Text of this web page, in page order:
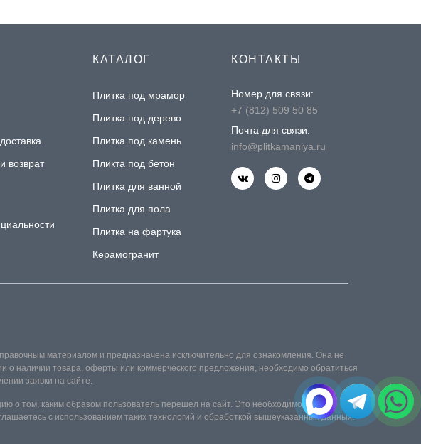
возврат
КАТАЛОГ
Плитка под мрамор
Плитка под дерево
Плитка под камень
Пликта под бетон
Плитка для ванной
Плитка для пола
Плитка на фартука
Керамогранит
КОНТАКТЫ
Номер для связи:
+7 (812) 509 50 85
Почта для связи:
info@plitkamaniya.ru
материалом и предназначена исключительно для ознакомления. Она не
наличии товара, оферты или коммерческого предложения, необходимо обратиться
заявки на сайте.
том, каким образом пользователь перешел на сайт. Это необходимо для его
с использованием таких технологий и обработкой вышеуказанных данных.